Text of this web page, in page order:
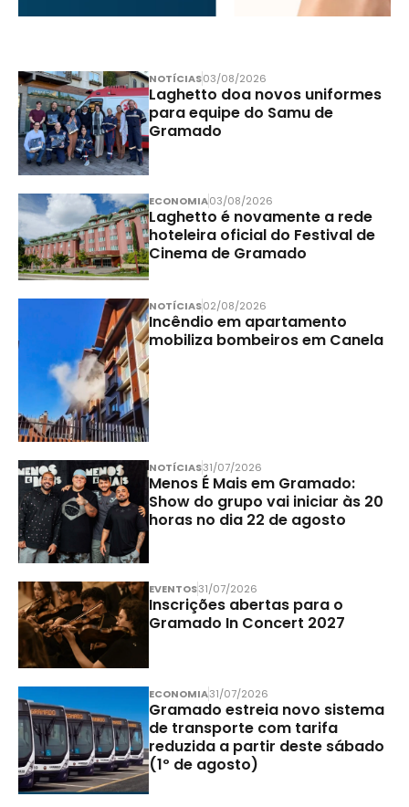
NOTÍCIAS03/08/2026
Laghetto doa novos uniformes
para equipe do Samu de
Gramado
ECONOMIA03/08/2026
Laghetto é novamente a rede
hoteleira oficial do Festival de
Cinema de Gramado
NOTÍCIAS02/08/2026
Incêndio em apartamento
mobiliza bombeiros em Canela
NOTÍCIAS31/07/2026
Menos É Mais em Gramado:
Show do grupo vai iniciar às 20
horas no dia 22 de agosto
EVENTOS31/07/2026
Inscrições abertas para o
Gramado In Concert 2027
ECONOMIA31/07/2026
Gramado estreia novo sistema
de transporte com tarifa
reduzida a partir deste sábado
(1º de agosto)